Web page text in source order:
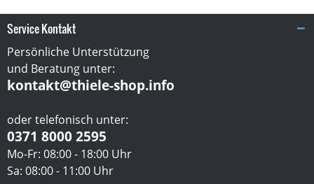
Service Kontakt
Persönliche Unterstützung
und Beratung unter:
kontakt@thiele-shop.info
oder telefonisch unter:
0371 8000 2595
Mo-Fr: 08:00 - 18:00 Uhr
Sa: 08:00 - 11:00 Uhr